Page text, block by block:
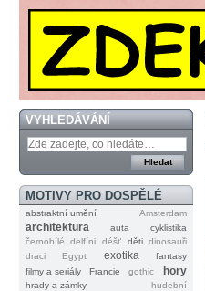
VYHLEDÁVÁNÍ
MOTIVY PRO DOSPĚLÉ
abstraktní umění Amsterdam
architektura auta
cyklistika
černobílé
delfíni déšť děti dinosauři
draci
Egypt exotika
fantasy
filmy a seriály
Francie gothic hory
hrady a zámky hudební